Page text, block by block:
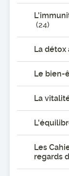
(24)
La
Le bien-
La
Les
regards